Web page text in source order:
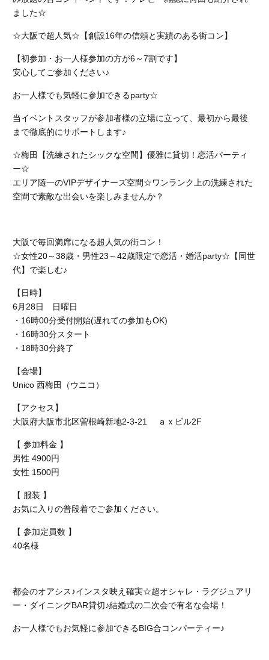
ました☆
☆大阪で超人気☆【創設16年の信頼と実績のある街コン】
【初参加・お一人様参加の方が6～7割です】
安心してご参加ください♪
お一人様でも気軽に参加できるparty☆
当イベントスタッフが参加者様の立場に立って、最初から最後
まで徹底的にサポートします♪
☆梅田【洗練されたシックな空間】優雅に貸切！恋活パーティ
ー☆
エリア随一のVIPデザイナーズ空間☆ワンランク上の洗練された
空間で素敵な出会いを楽しみませんか？
大阪で毎回満席になる超人気の街コン！
☆女性20～38歳・男性23～42歳限定で恋活・婚活party☆【同世
代】で楽しむ♪
【日時】
6月28日 日曜日
・16時00分受付開始(遅れての参加もOK)
・16時30分スタート
・18時30分終了
【会場】
Unico 西梅田
（ウニコ）
【アクセス】
大阪府大阪市北区曽根崎新地2-3-21 ａｘビル2F
【 参加料金 】
男性 4900円
女性 1500円
【 服装 】
お気に入りの普段着でご参加ください。
【 参加定員数 】
40名様
都会のオアシス♪インスタ映え確実☆超オシャレ・ラグジュアリ
ー・ダイニングBAR貸切♪結婚式の二次会で有名な会場！
お一人様でもお気軽に参加できるBIG合コンパーティー♪